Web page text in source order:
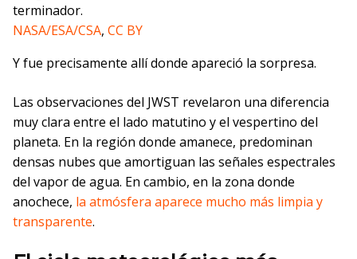
terminador.
NASA/ESA/CSA, CC BY
Y fue precisamente allí donde apareció la sorpresa.
Las observaciones del JWST revelaron una diferencia
muy clara entre el lado matutino y el vespertino del
planeta. En la región donde amanece, predominan
densas nubes que amortiguan las señales espectrales
del vapor de agua. En cambio, en la zona donde
anochece, la atmósfera aparece mucho más limpia y
transparente.